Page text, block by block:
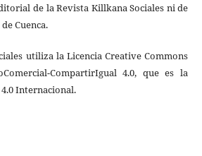
de la Revista Killkana Sociales ni de
Cuenca.
utiliza la Licencia Creative Commons
CompartirIgual 4.0, que es la
4.0 Internacional.